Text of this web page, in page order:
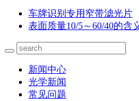
车牌识别专用窄带滤光片
表面质量10/5～60/40的含
新闻中心
光学新闻
常见问题